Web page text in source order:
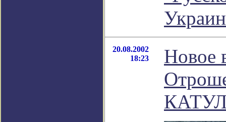
20.08.2002
18:23
Новое